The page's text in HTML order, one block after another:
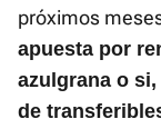
próximos
apuesta por
azulgrana o
de